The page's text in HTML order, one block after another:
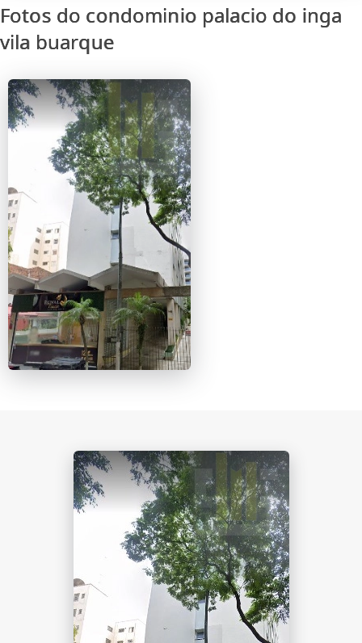
Fotos do condominio palacio do inga
vila buarque